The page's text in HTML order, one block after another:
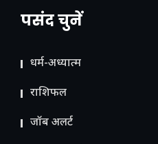
पसंद चुनें
धर्म-अध्यात्म
राशिफल
जॉब अलर्ट